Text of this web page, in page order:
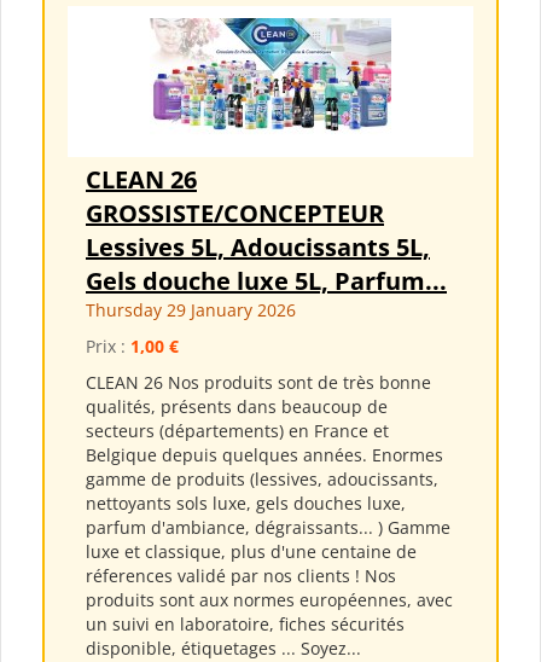
CLEAN 26
GROSSISTE/CONCEPTEUR
Lessives 5L, Adoucissants 5L,
Gels douche luxe 5L, Parfum...
Thursday 29 January 2026
Prix : 1,00 €
CLEAN 26 Nos produits sont de très bonne
qualités, présents dans beaucoup de
secteurs (départements) en France et
Belgique depuis quelques années. Enormes
gamme de produits (lessives, adoucissants,
nettoyants sols luxe, gels douches luxe,
parfum d'ambiance, dégraissants... ) Gamme
luxe et classique, plus d'une centaine de
réferences validé par nos clients ! Nos
produits sont aux normes européennes, avec
un suivi en laboratoire, fiches sécurités
disponible, étiquetages ... Soyez...